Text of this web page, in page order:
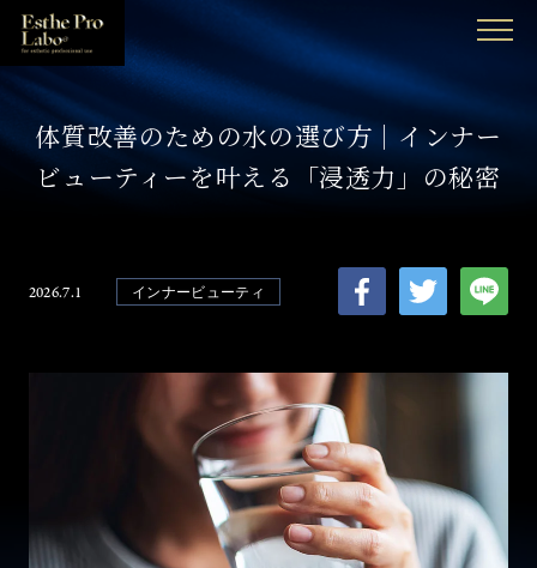
MENU
体質改善のための水の選び方｜インナー
ビューティーを叶える「浸透力」の秘密
2026.7.1 インナービューティ